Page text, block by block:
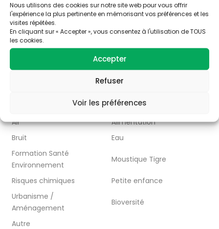
Nous utilisons des cookies sur notre site web pour vous offrir
l'expérience la plus pertinente en mémorisant vos préférences et les
visites répétées.
En cliquant sur « Accepter », vous consentez à l'utilisation de TOUS
les cookies.
Accepter
Refuser
Voir les préférences
Trois stratégies éditoriales :
– valoriser la thématique santé-environnement
– faire connaître les acteurs de Nouvelle Aquitaine
– Partager l’information disponible à travers la
publication d’articles, de vidéos et de ressources
Abonnez-vous
Air
Alimentation
Bruit
Eau
Formation Santé
Environnement
Moustique Tigre
Risques chimiques
Petite enfance
Urbanisme /
Aménagement
Bioversité
Autre